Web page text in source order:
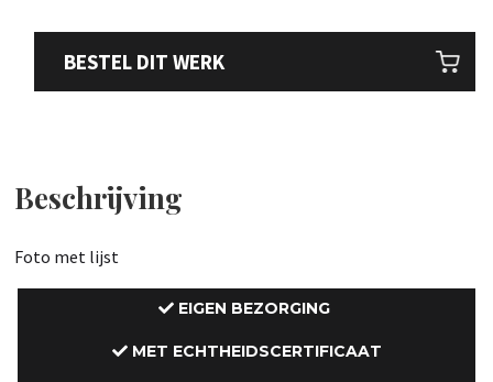
BESTEL DIT WERK
Beschrijving
Foto met lijst
EIGEN BEZORGING
MET ECHTHEIDSCERTIFICAAT